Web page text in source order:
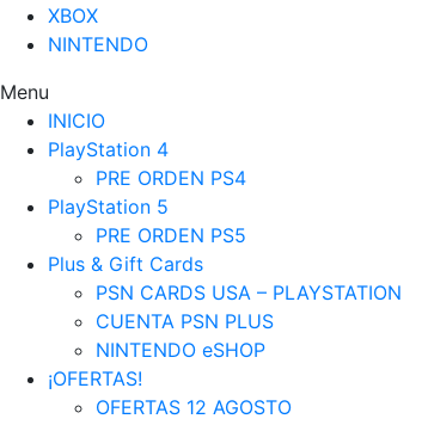
XBOX
NINTENDO
Menu
INICIO
PlayStation 4
PRE ORDEN PS4
PlayStation 5
PRE ORDEN PS5
Plus & Gift Cards
PSN CARDS USA – PLAYSTATION
CUENTA PSN PLUS
NINTENDO eSHOP
¡OFERTAS!
OFERTAS 12 AGOSTO